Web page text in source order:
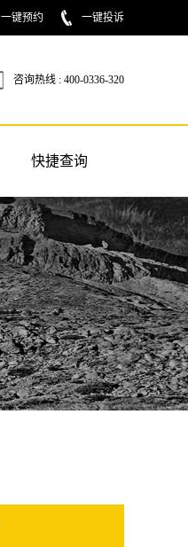
一键预约 一键投诉
咨询热线 : 400-0336-320
快捷查询